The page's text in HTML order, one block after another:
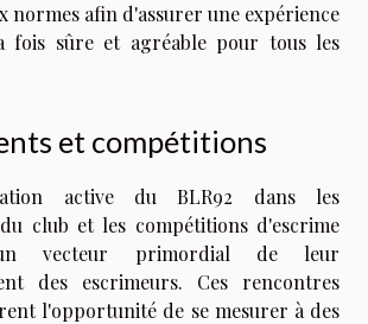
normes afin d'assurer une expérience
fois sûre et agréable pour tous les
et compétitions
active du BLR92 dans les
club et les compétitions d'escrime
vecteur primordial de leur
des escrimeurs. Ces rencontres
l'opportunité de se mesurer à des